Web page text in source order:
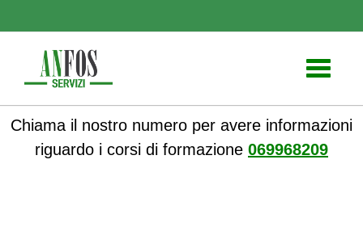
Toggle
Chiama il nostro numero per avere informazioni
riguardo i corsi di formazione 069968209